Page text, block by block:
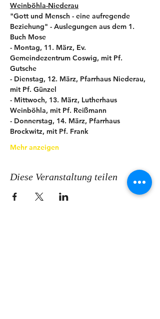
Weinböhla-Niederau
"Gott und Mensch - eine aufregende
Beziehung" - Auslegungen aus dem 1.
Buch Mose
- Montag, 11. März, Ev.
Gemeindezentrum Coswig, mit Pf.
Gutsche
- Dienstag, 12. März, Pfarrhaus Niederau,
mit Pf. Günzel
- Mittwoch, 13. März, Lutherhaus
Weinböhla, mit Pf. Reißmann
- Donnerstag, 14. März, Pfarrhaus
Brockwitz, mit Pf. Frank
Mehr anzeigen
Diese Veranstaltung teilen